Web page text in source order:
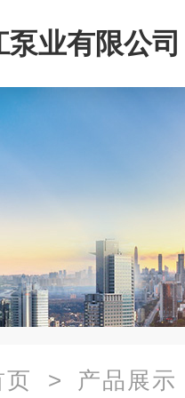
业有限公司
页 > 产品展示